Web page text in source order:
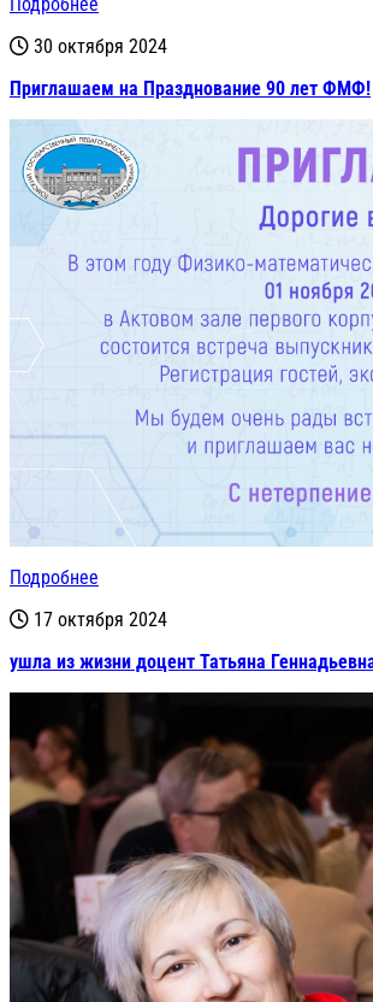
30 октября 2024
Приглашаем на Празднование 90 лет ФМФ!
Подробнее
17 октября 2024
ушла из жизни доцент Татьяна